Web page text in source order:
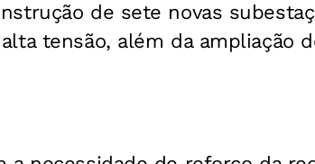
de sete novas
tensão, além da ampliação